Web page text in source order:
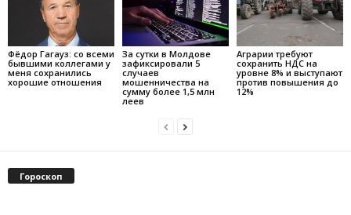
Фёдор Гагауз: со всеми
бывшими коллегами у
меня сохранились
хорошие отношения
За сутки в Молдове
зафиксировали 5
случаев
мошенничества на
сумму более 1,5 млн
леев
Аграрии требуют
сохранить НДС на
уровне 8% и выступают
против повышения до
12%
Гороскоп